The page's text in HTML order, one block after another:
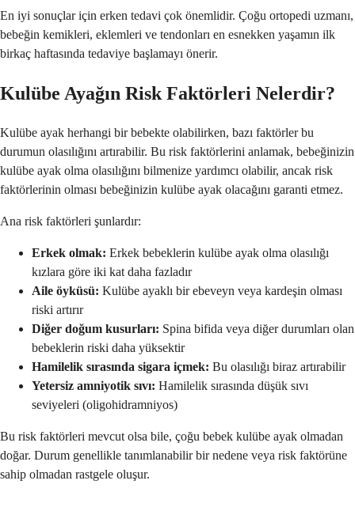
En iyi sonuçlar için erken tedavi çok önemlidir. Çoğu ortopedi uzmanı,
bebeğin kemikleri, eklemleri ve tendonları en esnekken yaşamın ilk
birkaç haftasında tedaviye başlamayı önerir.
Kulübe Ayağın Risk Faktörleri Nelerdir?
Kulübe ayak herhangi bir bebekte olabilirken, bazı faktörler bu
durumun olasılığını artırabilir. Bu risk faktörlerini anlamak, bebeğinizin
kulübe ayak olma olasılığını bilmenize yardımcı olabilir, ancak risk
faktörlerinin olması bebeğinizin kulübe ayak olacağını garanti etmez.
Ana risk faktörleri şunlardır:
Erkek olmak: Erkek bebeklerin kulübe ayak olma olasılığı
kızlara göre iki kat daha fazladır
Aile öyküsü: Kulübe ayaklı bir ebeveyn veya kardeşin olması
riski artırır
Diğer doğum kusurları: Spina bifida veya diğer durumları olan
bebeklerin riski daha yüksektir
Hamilelik sırasında sigara içmek: Bu olasılığı biraz artırabilir
Yetersiz amniyotik sıvı: Hamilelik sırasında düşük sıvı
seviyeleri (oligohidramniyos)
Bu risk faktörleri mevcut olsa bile, çoğu bebek kulübe ayak olmadan
doğar. Durum genellikle tanımlanabilir bir nedene veya risk faktörüne
sahip olmadan rastgele oluşur.